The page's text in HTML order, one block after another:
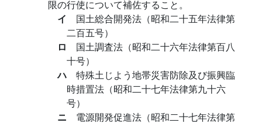
限の行使について補佐すること。
イ 国土総合開発法（昭和二十五年法律第
二百五号）
ロ 国土調査法（昭和二十六年法律第百八
十号）
ハ 特殊土じよう地帯災害防除及び振興臨
時措置法（昭和二十七年法律第九十六
号）
ニ 電源開発促進法（昭和二十七年法律第